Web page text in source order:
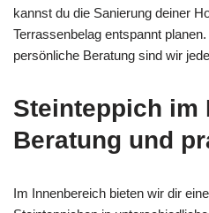
kannst du die Sanierung deiner
Terrassenbelag entspannt
persönliche Beratung sind wir
Steinteppich im
Beratung und
Im Innenbereich bieten wir dir